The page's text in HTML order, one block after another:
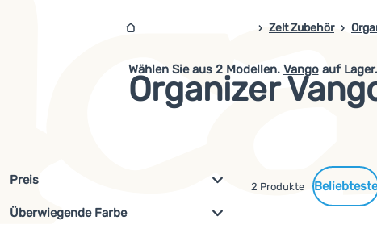
4campingshop.de
Zelt Zubehör
Organizer
Wählen Sie aus 2 Modellen. Vangoauf Lager.
Gefundene
2 Produkte
Filterung nach Parametern und
Filterung anzeigen
Preis
Überwiegende Farbe